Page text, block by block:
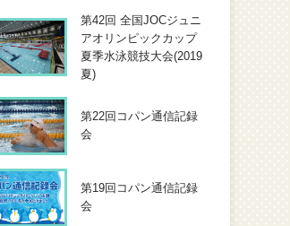
第42回 全国JOCジュニ
アオリンピックカップ
夏季水泳競技大会(2019
夏)
第22回コパン通信記録
会
第19回コパン通信記録
会